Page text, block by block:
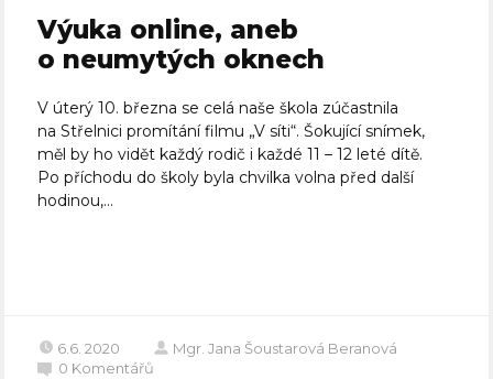
Výuka online, aneb
o neumytých oknech
V úterý 10. března se celá naše škola zúčastnila
na Střelnici promítání filmu „V síti“. Šokující snímek,
měl by ho vidět každý rodič i každé 11 – 12 leté dítě.
Po příchodu do školy byla chvilka volna před další
hodinou,...
6.6. 2020
Mgr. Jana Šoustarová Beranová
0 Komentářů